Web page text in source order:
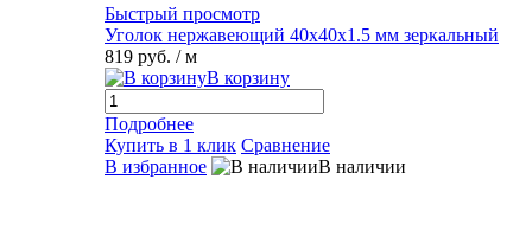
Быстрый просмотр
Уголок нержавеющий 40х40х1.5 мм зеркальный
819 руб. / м
В корзину
Подробнее
Купить в 1 клик Сравнение
В избранное
В наличии